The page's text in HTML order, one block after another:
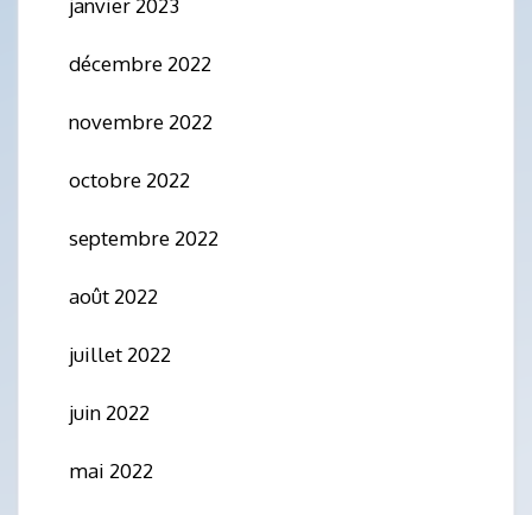
janvier 2023
décembre 2022
novembre 2022
octobre 2022
septembre 2022
août 2022
juillet 2022
juin 2022
mai 2022